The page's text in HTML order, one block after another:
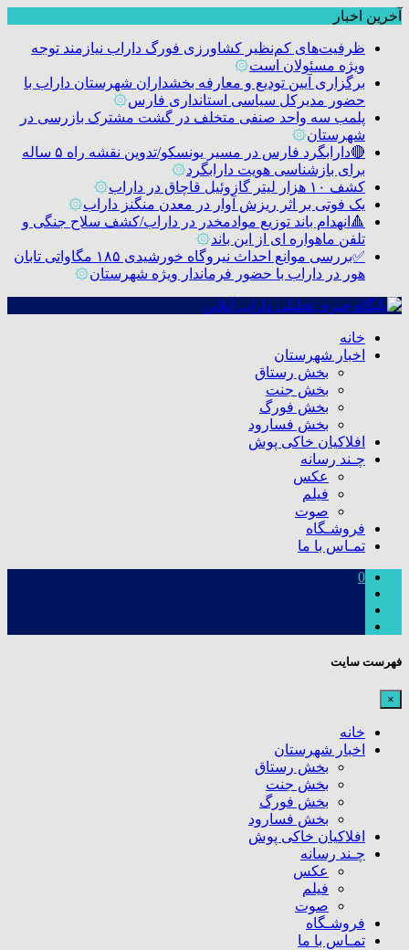
آخرین اخبار
ظرفیت‌های کم‌نظیر کشاورزی فورگ داراب نیازمند توجه
ویژه مسئولان است۞
برگزاری آیین تودیع و معارفه بخشداران شهرستان داراب با
حضور مدیرکل سیاسی استانداری فارس۞
پلمب سه واحد صنفی متخلف در گشت مشترک بازرسی در
شهرستان۞
🔴دارابگرد فارس در مسیر یونسکو/تدوین نقشه راه ۵ ساله
برای بازشناسی هویت دارابگرد۞
کشف ۱۰ هزار لیتر گازوئیل قاچاق در داراب
۞
یک فوتی بر اثر ریزش آوار در معدن منگنز داراب۞
🔺انهدام باند توزیع موادمخدر در داراب/کشف سلاح جنگی و
تلفن ماهواره ای از این باند۞
✅بررسی موانع احداث نیروگاه خورشیدی ۱۸۵ مگاواتی تابان
هور در داراب با حضور فرماندار ویژه شهرستان۞
خانه
اخبار شهرستان
بخش رستاق
بخش جنت
بخش فورگ
بخش فسارود
افلاکیان خاکی پوش
چـند رسانه
عکس
فیلم
صوت
فروشـگاه
تمـاس با ما
0
فهرست سایت
×
خانه
اخبار شهرستان
بخش رستاق
بخش جنت
بخش فورگ
بخش فسارود
افلاکیان خاکی پوش
چـند رسانه
عکس
فیلم
صوت
فروشـگاه
تمـاس با ما